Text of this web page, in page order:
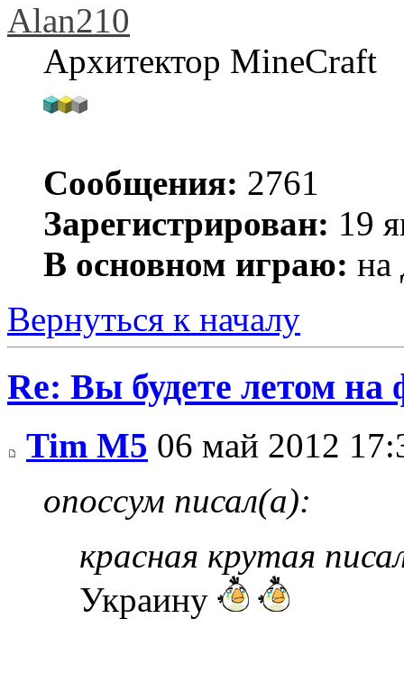
Alan210
Архитектор MineCraft
Сообщения: 2761
Зарегистрирован: 19
В основном играю: на
Вернуться к началу
Re: Вы будете летом на
Tim M5 06 май 2012
опоссум писал(а):
красная крутая
Украину